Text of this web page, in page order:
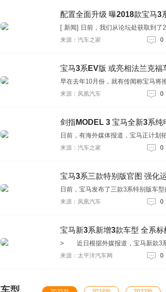
相，随后将于2019年初上市销售。外
配置全面升级 曝2018款宝马3
[ 新闻] 日前，我们从论坛处获取到了2018款宝马3系的配置变
化信息。通过曝光图片我们可以发现
轴距版配置信息车型新增配置取消配
来源：汽车之家 0
宝马3系EV版 或亮相法兰克福
早在去年10月份，就有传闻称宝马将
包括3系EV版(纯电动版)以及X3
气格栅，搭配下方硕大的通风口以及
来源：凤凰汽车 0
剑指MODEL 3 宝马全新3系纯
日前，有海外媒体报道，宝马正计划
容，将基于现有车型打造纯电动版本
接竞争对手。『配图为宝马3系汽油版
来源：汽车之家 0
宝马3系三款特别版官图 强化
日前，宝马发布了三款3系特别版车
Sport Line Shadow Edition、330d
马330
来源：凤凰汽车 0
宝马新3系新增3款车型 全系
> 近日根据外媒报道，宝马新款3系
曝光。此次，作为三款新增车型，其
来源：太平洋汽车网 0